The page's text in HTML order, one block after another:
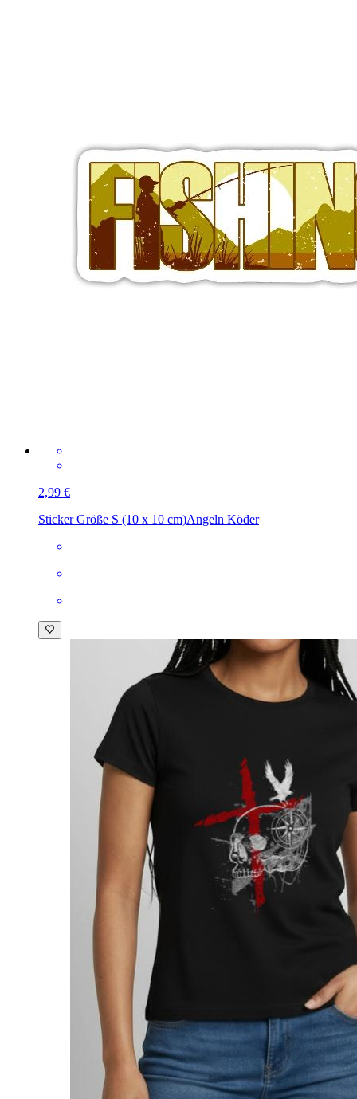
2,99 €
Sticker Größe S (10 x 10 cm)Angeln Köder